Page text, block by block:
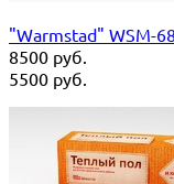
"Warmstad" WSM-
8500 руб.
5500 руб.